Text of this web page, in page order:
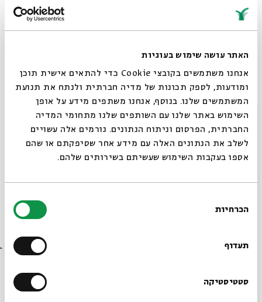
האתר עושה שימוש בעוגיות
אנחנו משתמשים בקובצי Cookie כדי להתאים אישית תוכן
ומודעות, לספק תכונות של מדיה חברתית ולנתח את תנועת
המשתמשים שלנו. בנוסף, אנחנו משתפים מידע על אופן
השימוש באתר שלנו עם השותפים שלנו מתחומי המדיה
החברתית, הפרסום וניתוח הנתונים. גורמים אלה עשויים
לשלב את הנתונים האלה עם מידע אחר שסיפקתם או שהם
אספו בעקבות השימוש שעשיתם בשירותים שלהם.
הסכמה
הכרחיות
תעדוף
סטטיסטיקה
זה עשר שנים רצופות שיואב קוטנר מנהל שיחות צפופות עם
מיטב אמני ישראל, מעל במת בית אבי חי בירושלים ובמפגשים
לזום בשידור חי מביתו ומדבר על אמנים ואמניות מרתקים
מוזיקאים ומוזיקאיות לג׳אם סשנים ביתיים.
-
עריכה והנחיה: יואב קוטנר
ניהול אמנותי והפקת הסדרה: רנן סול (מונוקרייב), אבישי
חורי, שיר שרוני
שיתוף הרשמה לאירועים דומים
סגור